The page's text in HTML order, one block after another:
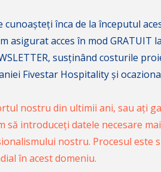
cunoașteți înca de la începutul
asigurat acces în mod GRATUIT
susținând costurile
Fivestar Hospitality și
nostru din ultimii ani, sau ați
să introduceți datele necesare
nostru. Procesul este
în acest domeniu.